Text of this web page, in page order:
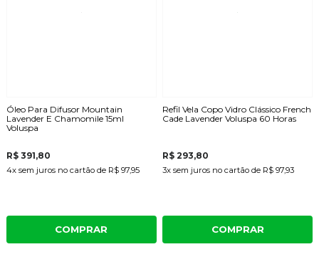
Óleo Para Difusor Mountain
Lavender E Chamomile 15ml
Voluspa
R$ 391,80
4x sem juros no cartãode R$ 97,95
COMPRAR
Refil Vela Copo Vidro Clássico French
Cade Lavender Voluspa 60 Horas
R$ 293,80
3x sem juros no cartão de R$ 97,93
COMPRAR